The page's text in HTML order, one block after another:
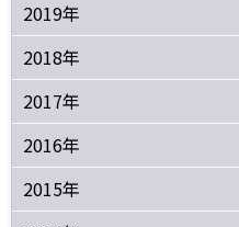
2019年
2018年
2017年
2016年
2015年